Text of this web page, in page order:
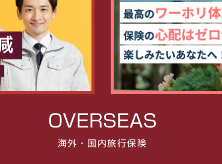
OVERSEAS
海外・国内旅行保険